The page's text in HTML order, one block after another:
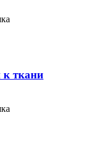
ткани